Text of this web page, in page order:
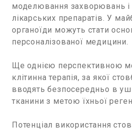
моделювання захворювань і
лікарських препаратів. У
органоїди можуть стати
персоналізованої медицини.
Ще однією перспективною
клітинна терапія, за якої
вводять безпосередньо в
тканини з метою їхньої
Потенціал використання